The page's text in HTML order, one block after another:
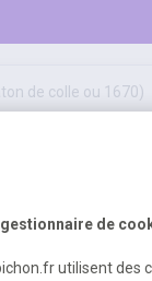
1er secours
de
utilisent des